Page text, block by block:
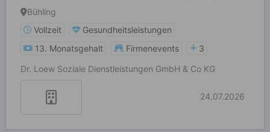
Bühling
Vollzeit
Gesundheitsleistungen
13. Monatsgehalt
Firmenevents
3
Dr. Loew Soziale Dienstleistungen GmbH & Co KG
24.07.2026